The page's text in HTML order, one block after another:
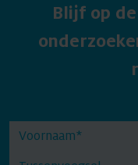
Blijf op